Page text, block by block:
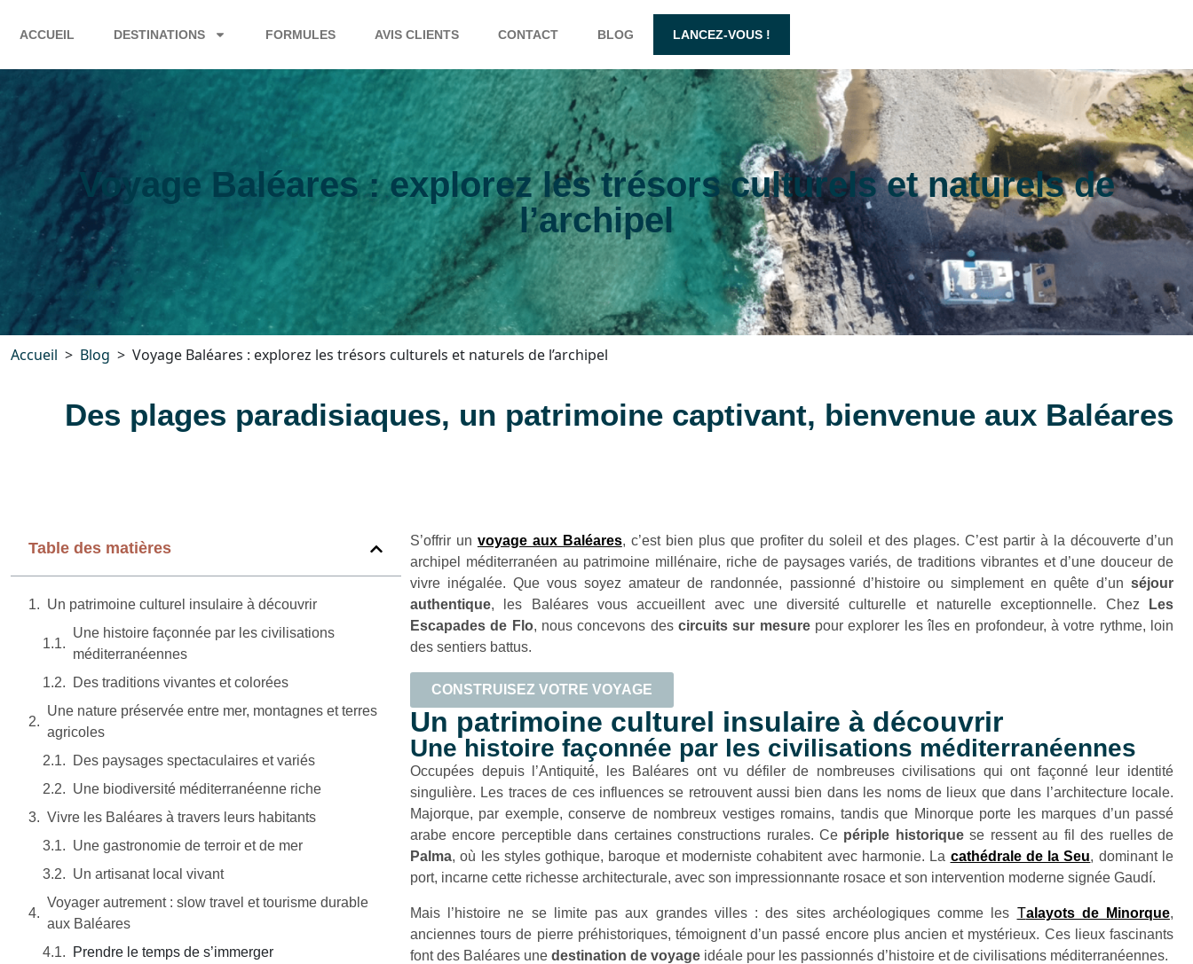
ACCUEIL DESTINATIONS FORMULES AVIS CLIENTS CONTACT BLOG LANCEZ-VOUS !
Voyage Baléares : explorez les trésors culturels et naturels de
l’archipel
Accueil Blog Voyage Baléares : explorez les trésors culturels et naturels de l’archipel
Des plages paradisiaques, un patrimoine captivant, bienvenue aux Baléares
Table des matières
Un patrimoine culturel insulaire à découvrir
Une histoire façonnée par les civilisations
méditerranéennes
Des traditions vivantes et colorées
Une nature préservée entre mer, montagnes et terres
agricoles
Des paysages spectaculaires et variés
Une biodiversité méditerranéenne riche
Vivre les Baléares à travers leurs habitants
Une gastronomie de terroir et de mer
Un artisanat local vivant
Voyager autrement : slow travel et tourisme durable
aux Baléares
Prendre le temps de s’immerger
S’offrir un voyage aux Baléares, c’est bien plus que profiter du soleil et des plages. C’est partir à la découverte d’un
archipel méditerranéen au patrimoine millénaire, riche de paysages variés, de traditions vibrantes et d’une douceur de
vivre inégalée. Que vous soyez amateur de randonnée, passionné d’histoire ou simplement en quête d’un séjour
authentique, les Baléares vous accueillent avec une diversité culturelle et naturelle exceptionnelle. Chez
Les
Escapades de Flo, nous concevons des circuits sur mesurepour explorer les îles en profondeur, à votre rythme, loin
des sentiers battus.
CONSTRUISEZ VOTRE VOYAGE
Un patrimoine culturel insulaire à découvrir
Une histoire façonnée par les civilisations méditerranéennes
Occupées depuis l’Antiquité, les Baléares ont vu défiler de nombreuses civilisations qui ont façonné leur identité
singulière. Les traces de ces influences se retrouvent aussi bien dans les noms de lieux que dans l’architecture locale.
Majorque, par exemple, conserve de nombreux vestiges romains, tandis que Minorque porte les marques d’un passé
arabe encore perceptible dans certaines constructions rurales. Ce périple historiquese ressent au fil des ruelles de
Palma, où les styles gothique, baroque et moderniste cohabitent avec harmonie. La cathédrale de la Seu, dominant le
port, incarne cette richesse architecturale, avec son impressionnante rosace et son intervention moderne signée Gaudí.
Mais l’histoire ne se limite pas aux grandes villes : des sites archéologiques comme les Talayots de Minorque,
anciennes tours de pierre préhistoriques, témoignent d’un passé encore plus ancien et mystérieux. Ces lieux fascinants
font des Baléares une destination de voyageidéale pour les passionnés d’histoire et de civilisations méditerranéennes.